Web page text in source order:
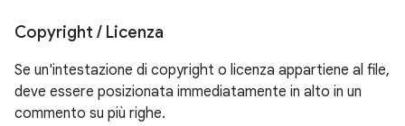
Copyright / Licenza
Se un'intestazione di copyright o licenza appartiene al file,
deve essere posizionata immediatamente in alto in un
commento su più righe.